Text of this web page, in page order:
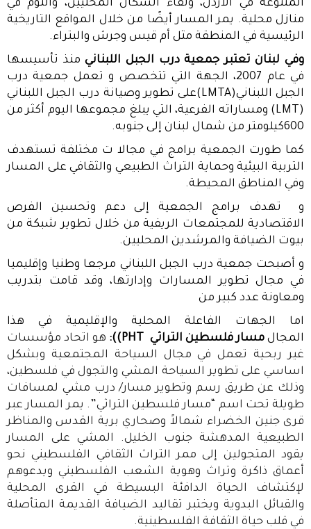
المتنوعة في الأردن، ولقاء السكان المحليين، والنوم في
منازل محلية. يمر المسار أيضًا من خلال المواقع التاريخية
الرئيسية في المنطقة مثل أم قيس وجرش والبتراء.
وفي لبنان تعتبر جمعية درب الجبل اللبناني منذ تأسيسها
في عام 2007، الجهة التي تتخصص و تعمل جمعية درب
الجبل اللبناني(LMTA)
على تطوير وصيانة درب الجبل اللبناني
(LMT)
ومساراته الفرعية، التي يبلغ مجموعها اليوم أكثر من
600كيلومتر من شمال لبنان إلى جنوبه
.
كما طورت الجمعية برامج في مجالا ت مختلفة تستهدف
التربية البيئية وحماية التراث الطبيعي والثقافي على المسار
وفي المناطق المحيطة.
و تهدف برامج الجمعية إلى دعم وتحسين الفرص
الاقتصادية للمجتمعات الريفية من خلال تطوير شبكة من
بيوت الضيافة والمرشدين المحليين.
و أصبحت جمعية درب الجبل اللبناني مرجعا وطنيا وإقليميا
في مجال تطوير المسارات وإدارتها، وقد قامت بتدريب
ومعاونة عدد كبير من
اما الجهات الفاعلة المحلية والإقليمية في هذا
المجالمسار فلسطين التراثي
هو اتحاد مؤسسات
غير ربحية تعمل في مجال السياحة المجتمعية وبشكل
اساسي على تطوير السياحة المشي والتجول في فلسطين،
وذلك عن طريق رسم وتطوير مسار/ درب مشي لمسافات
طويلة تحت اسم “مسار فلسطين التراثي”. يمر المسار عبر
قرى جنين الخضراء شمالاً وصحاري برية القدس والمناظر
الطبيعية المدهشة جنوب الخليل. المشي على المسار
يقود المتجولين إلى ممر التراث الثقافي الفلسطيني نحو
أعماق ذاكرة وتراث وهوية الشعب الفلسطيني ويدعوهم
لإكتشاف الحياة الدافئة البسيطة في القرى المحلية
والقبائل البدوية ويختبر تقاليد الضيافة القديمة المتأصلة
في قلب حياة الثقافة الفلسطينية.